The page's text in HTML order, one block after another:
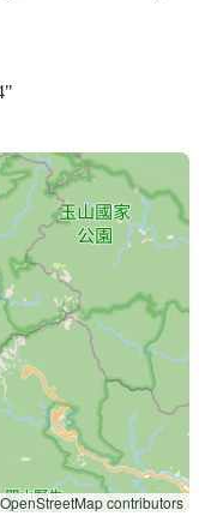
contributors